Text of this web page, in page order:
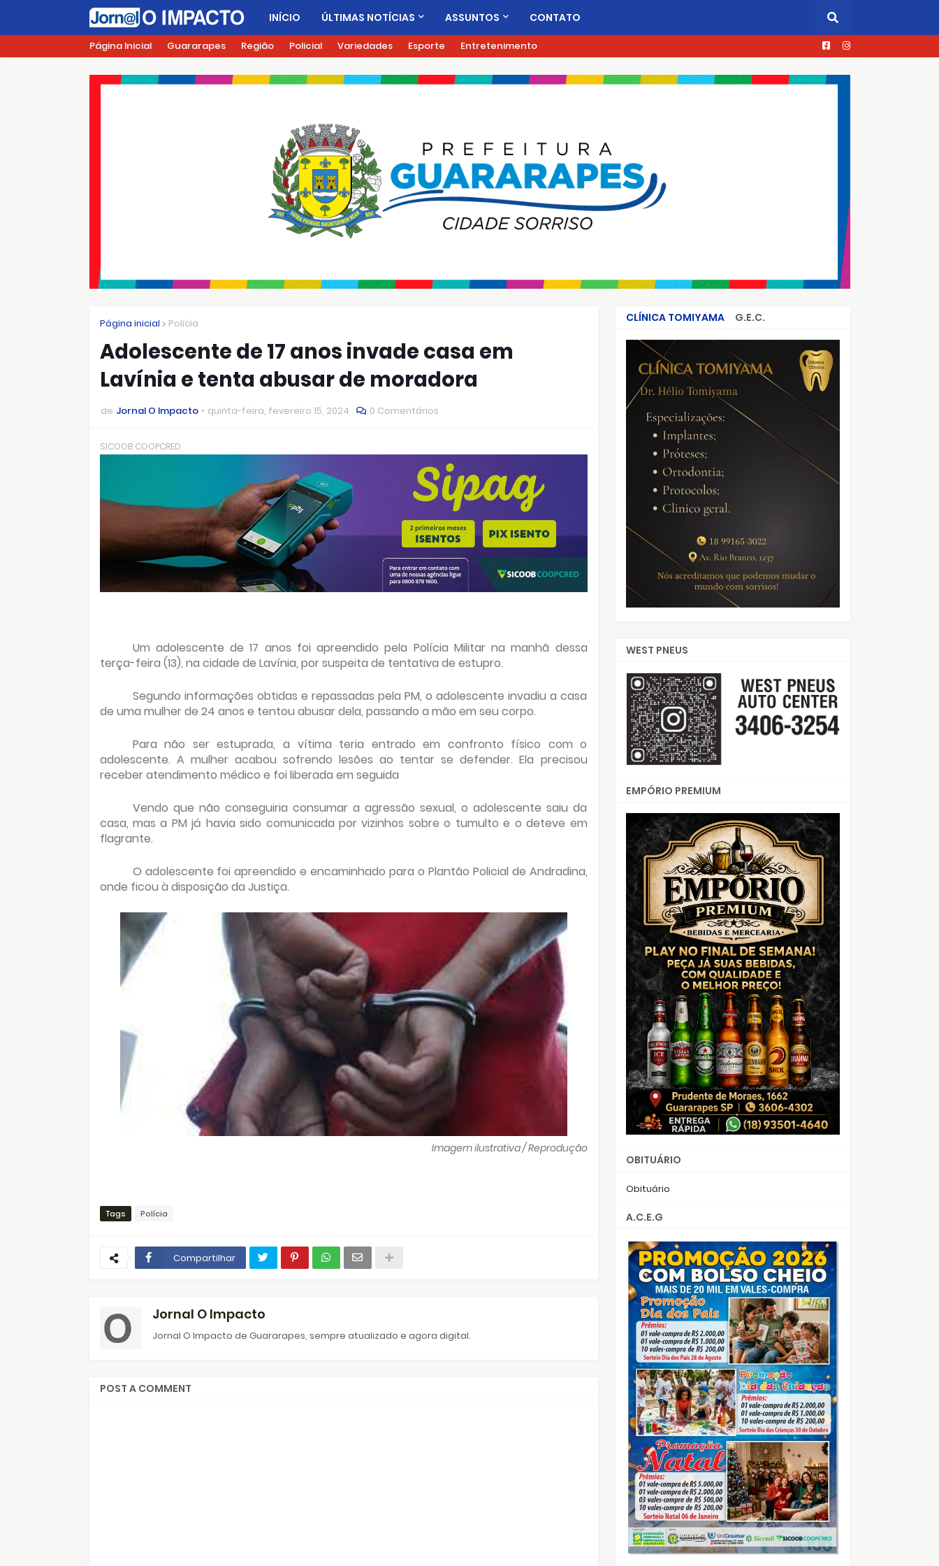
INÍCIO ÚLTIMAS NOTÍCIAS ASSUNTOS CONTATO
Página Inicial Guararapes Região Policial Variedades Esporte Entretenimento
Página inicial Polícia
Adolescente de 17 anos invade casa em
Lavínia e tenta abusar de moradora
de Jornal O Impacto quinta-feira, fevereiro 15, 2024 0 Comentários
SICOOB COOPCRED
Um adolescente de 17 anos foi apreendido pela Polícia Militar na manhã dessa
terça-feira (13), na cidade de Lavínia, por suspeita de tentativa de estupro.
Segundo informações obtidas e repassadas pela PM, o adolescente invadiu a casa
de uma mulher de 24 anos e tentou abusar dela, passando a mão em seu corpo.
Para não ser estuprada, a vítima teria entrado em confronto físico com o
adolescente. A mulher acabou sofrendo lesões ao tentar se defender. Ela precisou
receber atendimento médico e foi liberada em seguida
Vendo que não conseguiria consumar a agressão sexual, o adolescente saiu da
casa, mas a PM já havia sido comunicada por vizinhos sobre o tumulto e o deteve em
flagrante.
O adolescente foi apreendido e encaminhado para o Plantão Policial de Andradina,
onde ficou à disposição da Justiça.
Imagem ilustrativa / Reprodução
Tags Polícia
Compartilhar
Jornal O Impacto
Jornal O Impacto de Guararapes, sempre atualizado e agora digital.
POST A COMMENT
CLÍNICA TOMIYAMA
G.E.C.
CRIMES QUE ABALARAM O BRASIL
WEST PNEUS
EMPÓRIO PREMIUM
OBITUÁRIO
Obituário
A.C.E.G